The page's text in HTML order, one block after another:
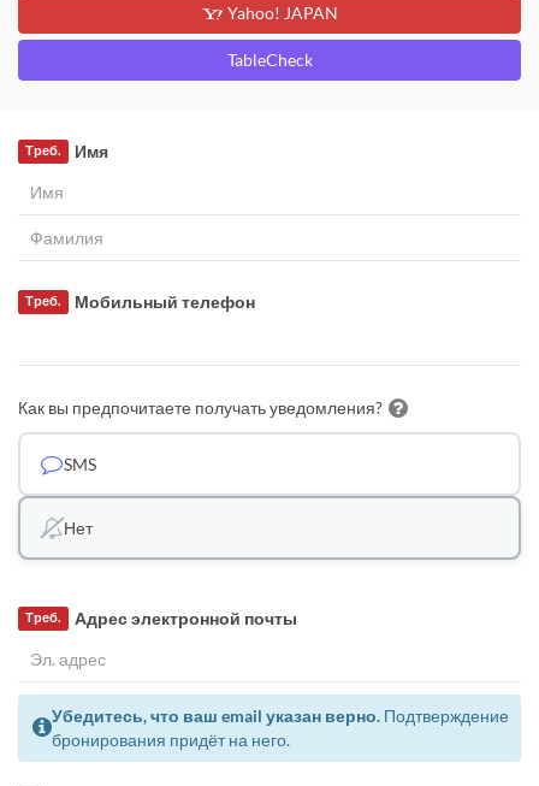
Yahoo! JAPAN
TableCheck
Имя
Треб.
Мобильный телефон
Треб.
Как вы предпочитаете получать уведомления?
SMS
Нет
Адрес электронной почты
Треб.
Убедитесь, что ваш email указан верно. Подтверждение
бронирования придёт на него.